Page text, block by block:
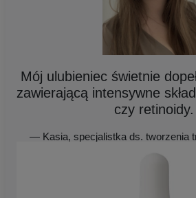
Mój ulubieniec świetnie
zawierającą intensywne
czy retinoidy.
— Kasia, specjalistka ds. tworzenia